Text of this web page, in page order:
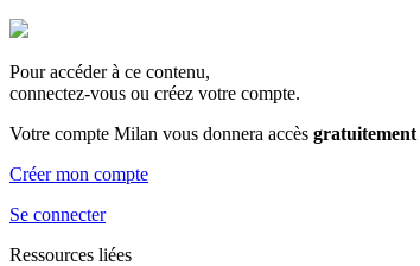
Pour accéder à ce contenu,
connectez-vous ou créez votre compte.
Votre compte Milan vous donnera accès gratuitement
Créer mon compte
Se connecter
Ressources liées